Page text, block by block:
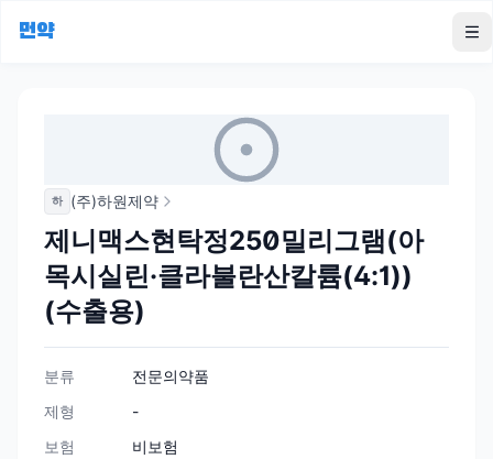
먼약
하 (주)하원제약
제니맥스현탁정250밀리그램(아
목시실린·클라불란산칼륨(4:1))
(수출용)
분류
전문의약품
제형
-
보험
비보험